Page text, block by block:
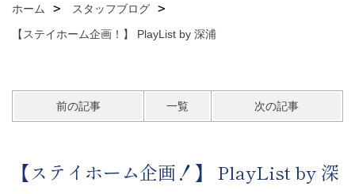
ホーム
スタッフブログ
【ステイホーム企画！】 PlayList by 深浦
前の記事 一覧 次の記事
【ステイホーム企画！】 PlayList by 深